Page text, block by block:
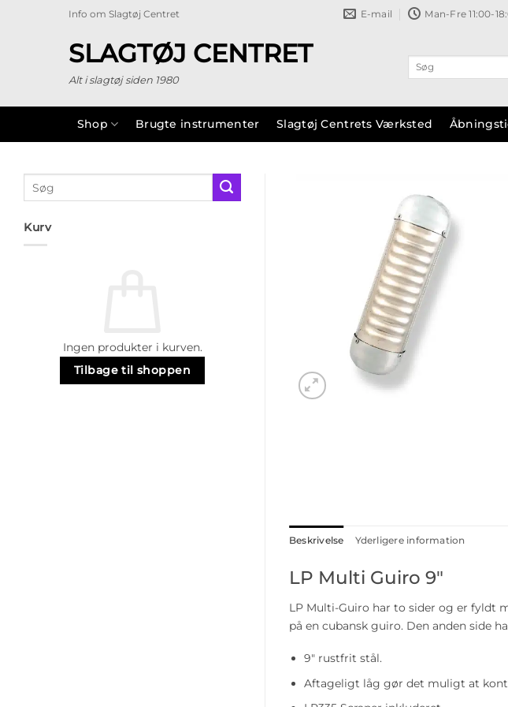
Info om Slagtøj Centret E-mail Man-Fre 11:00-
SLAGTØJ CENTRET
Alt i slagtøj siden 1980
Søg
efter:
Shop Brugte instrumenter Slagtøj Centrets Værksted
efter:
Kurv
Ingen produkter i kurven.
Tilbage til shoppen
Beskrivelse Yderligere information
LP Multi Guiro 9″
LP Multi-Guiro har to sider og er fyldt
på en cubansk guiro. Den anden side
9″ rustfrit stål.
Aftageligt låg gør det muligt at